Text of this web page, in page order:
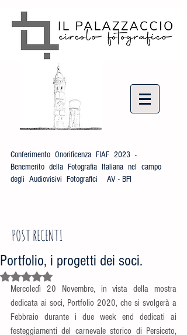
Conferimento Onorificenza FIAF 2023 -
Benemerito della Fotografia Italiana nel campo
degli Audiovisivi Fotografici AV - BFI
POST RECENTI
Portfolio, i progetti dei soci.
Valutazione NaN stelle su 5.
Mercoledì 20 Novembre, in vista della mostra
dedicata ai soci, Portfolio 2020, che si svolgerà a
Febbraio durante i due week end dedicati ai
festeggiamenti del carnevale storico di Persiceto,